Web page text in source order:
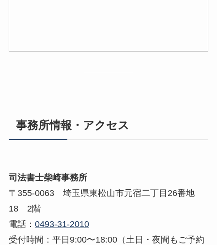
事務所情報・アクセス
司法書士柴崎事務所
〒355-0063 埼玉県東松山市元宿二丁目26番地
18 2階
電話： 0493-31-2010
受付時間：平日9:00〜18:00（土日・夜間もご予約